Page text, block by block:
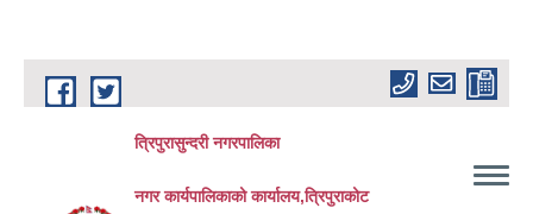
Skip to main content
त्रिपुरासुन्दरी नगरपालिका
नगर कार्यपालिकाको कार्यालय,त्रिपुराकोट